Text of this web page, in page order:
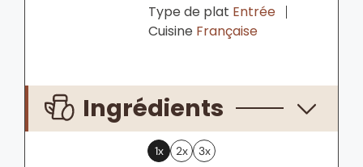
Type de plat Entrée
Cuisine Française
Ingrédients
1x 2x 3x